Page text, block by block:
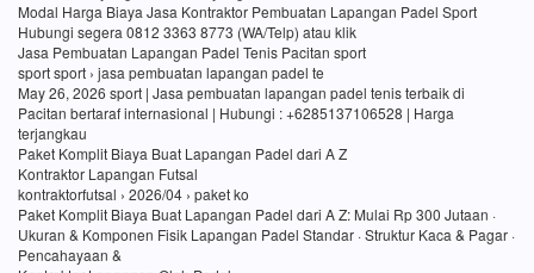
Modal Harga Biaya Jasa Kontraktor Pembuatan Lapangan Padel Sport
Hubungi segera 0812 3363 8773 (WA/Telp) atau klik
Jasa Pembuatan Lapangan Padel Tenis Pacitan sport
sport sport › jasa pembuatan lapangan padel te
May 26, 2026 sport | Jasa pembuatan lapangan padel tenis terbaik di
Pacitan bertaraf internasional | Hubungi : +6285137106528 | Harga
terjangkau
Paket Komplit Biaya Buat Lapangan Padel dari A Z
Kontraktor Lapangan Futsal
kontraktorfutsal › 2026/04 › paket ko
Paket Komplit Biaya Buat Lapangan Padel dari A Z: Mulai Rp 300 Jutaan ·
Ukuran & Komponen Fisik Lapangan Padel Standar · Struktur Kaca & Pagar ·
Pencahayaan &